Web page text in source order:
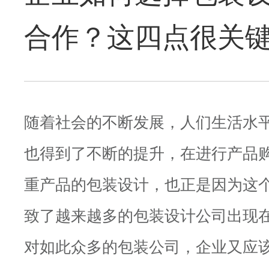
合作？这四点很关
随着社会的不断发展，人们生活水
也得到了不断的提升，在进行产品
重产品的包装设计，也正是因为这
致了越来越多的包装设计公司出现
对如此众多的包装公司，企业又应